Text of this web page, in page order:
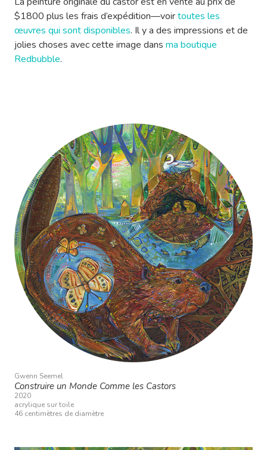
$1800 plus les frais d’expédition—voirtoutes les
œuvres qui sont disponibles. Il y a des impressions et de
jolies choses avec cette image dans ma boutique
Redbubble.
Gwenn Seemel
Construire un Monde Comme les Castors
2020
acrylique sur toile
46 centimètres de diamètre